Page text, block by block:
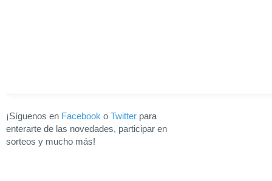
¡Síguenos en Facebook o Twitter para
enterarte de las novedades, participar en
sorteos y mucho más!